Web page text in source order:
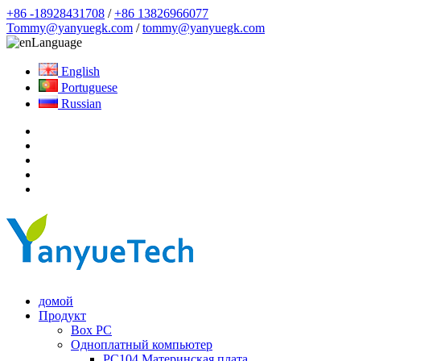
+86 -18928431708 /+86 13826966077
Tommy@yanyuegk.com /tommy@yanyuegk.com
Language
English
Portuguese
Russian
домой
Продукт
Box PC
Одноплатный компьютер